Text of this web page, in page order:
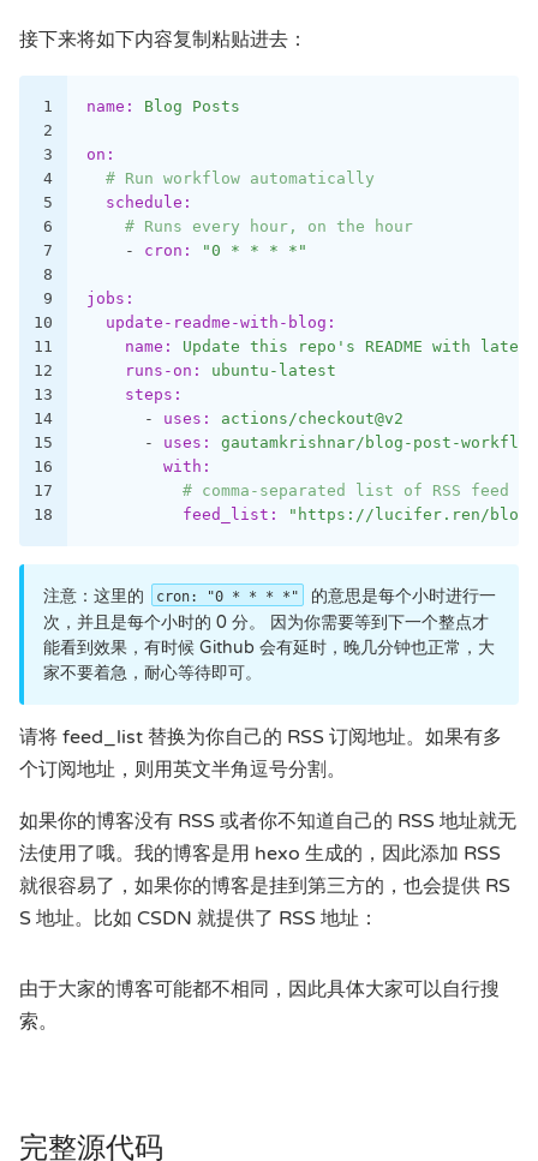
接下来将如下内容复制粘贴进去：
1
2
3
4
5
6
7
8
9
10
11
12
13
14
15
16
17
18
name: Blog Posts
on:
# Run workflow automatically
schedule:
# Runs every hour, on the hour
-
cron: "0 * * * *"
jobs:
update-readme-with-blog:
name:
Update this repo's README with
latest
runs-on:
ubuntu-latest
steps:
-
uses:
actions/checkout@v2
-
uses:
gautamkrishnar/blog-post-
with:
# comma-separated list of RSS feed
feed_list:
"https://lucifer.ren/blog/
注意：这里的 cron: "0 * * * *"
的意思是每个小时进行一
次，并且是每个小时的 0 分。 因为你需要等到下一个整点才
能看到效果，有时候 Github 会有延时，晚几分钟也正常，大
家不要着急，耐心等待即可。
请将 feed_list 替换为你自己的 RSS 订阅地址。如果有多
个订阅地址，则用英文半角逗号分割。
如果你的博客没有 RSS 或者你不知道自己的 RSS 地址就无
法使用了哦。我的博客是用 hexo 生成的，因此添加 RSS
就很容易了，如果你的博客是挂到第三方的，也会提供 RS
S 地址。比如 CSDN 就提供了 RSS 地址：
由于大家的博客可能都不相同，因此具体大家可以自行搜
索。
完整源代码